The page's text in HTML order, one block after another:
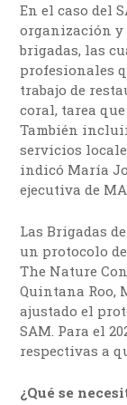
En el caso del
organización y
brigadas, las
profesionales
trabajo de
coral, tarea
También
servicios
indicó María
ejecutiva de
Las Brigadas
un protocolo
The Nature
Quintana Roo,
ajustado el
SAM. Para el
respectivas a
¿Qué se